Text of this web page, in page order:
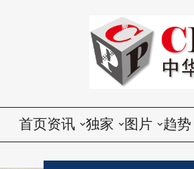
首页资讯
国内
独家
评论
图片
活动
趋势
行